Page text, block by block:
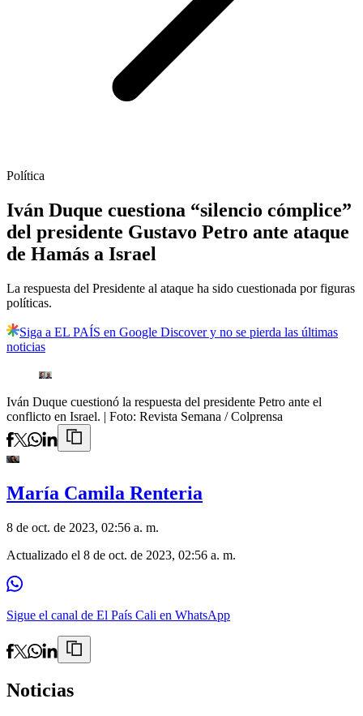
Política
Iván Duque cuestiona “silencio cómplice”
del presidente Gustavo Petro ante ataque
de Hamás a Israel
La respuesta del Presidente al ataque ha sido cuestionada por figuras
políticas.
Siga a EL PAÍS en Google Discover y no se pierda las últimas
noticias
Iván Duque cuestionó la respuesta del presidente Petro ante el
conflicto en Israel. | Foto: Revista Semana / Colprensa
María Camila Renteria
8 de oct. de 2023, 02:56 a. m.
Actualizado el 8 de oct. de 2023, 02:56 a. m.
Sigue el canal de El País Cali en WhatsApp
Noticias